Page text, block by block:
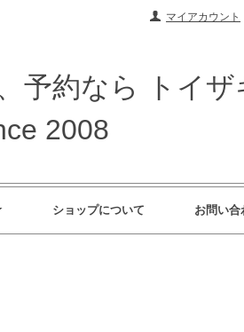
マイアカウント
予約なら トイザ
2008
ショップについて お問い合